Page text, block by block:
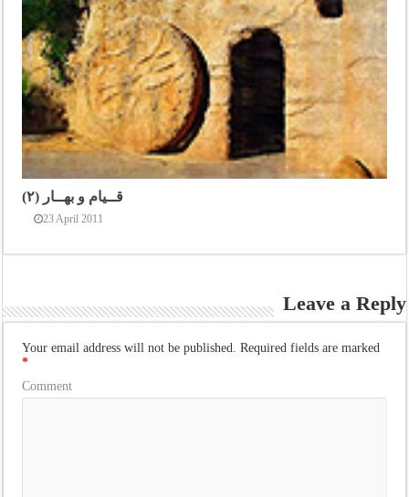
قــیام و بهــار (۲)
23 April 2011
Leave a Reply
Your email address will not be published. Required fields are marked
*
Comment